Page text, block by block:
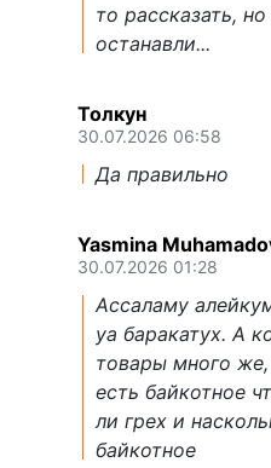
то рассказать,
останавли...
Толкун
30.07.2026 06:58
Да правильно
Yasmina
30.07.2026 01:28
Ассаламу
уа баракатух. А
товары много
есть байкотное
ли грех и
байкотное